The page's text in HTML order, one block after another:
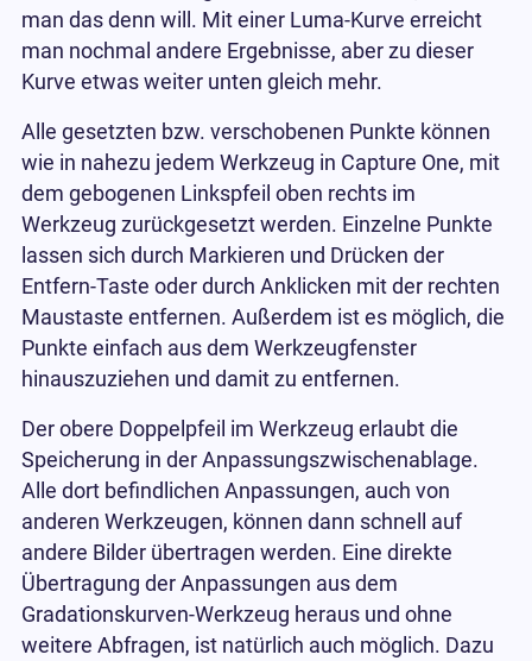
man das denn will. Mit einer Luma-Kurve erreicht
man nochmal andere Ergebnisse, aber zu dieser
Kurve etwas weiter unten gleich mehr.
Alle gesetzten bzw. verschobenen Punkte können
wie in nahezu jedem Werkzeug in Capture One, mit
dem gebogenen Linkspfeil oben rechts im
Werkzeug zurückgesetzt werden. Einzelne Punkte
lassen sich durch Markieren und Drücken der
Entfern-Taste oder durch Anklicken mit der rechten
Maustaste entfernen. Außerdem ist es möglich, die
Punkte einfach aus dem Werkzeugfenster
hinauszuziehen und damit zu entfernen.
Der obere Doppelpfeil im Werkzeug erlaubt die
Speicherung in der Anpassungszwischenablage.
Alle dort befindlichen Anpassungen, auch von
anderen Werkzeugen, können dann schnell auf
andere Bilder übertragen werden. Eine direkte
Übertragung der Anpassungen aus dem
Gradationskurven-Werkzeug heraus und ohne
weitere Abfragen, ist natürlich auch möglich. Dazu